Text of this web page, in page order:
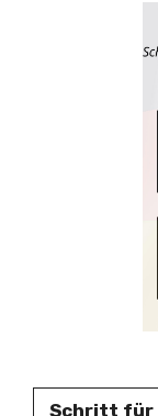
Schritt für